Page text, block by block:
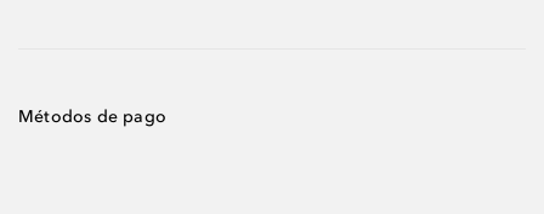
Métodos de pago